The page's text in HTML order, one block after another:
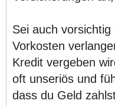
Sei auch
Vorkosten
Kredit vergeben
oft unseriös und
dass du Geld